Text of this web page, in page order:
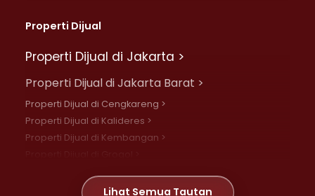
Properti Dijual
Properti Dijual di Jakarta >
Properti Dijual di Jakarta Barat >
Properti Dijual di Cengkareng >
Properti Dijual di Kalideres >
Properti Dijual di Kembangan >
Properti Dijual di Meruya >Lihat Semua Tautan